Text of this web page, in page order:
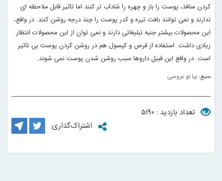
کردن منافذ، پوست را باز و چهره را شاداب تر کنند اما تاثیر قابل ملاحظه ای
ندارند و نمی توانند بافت تیره و کدر پوست را چند درجه روشن کنند. در واقع،
این محصولات بیشتر جنبه تبلیغاتی دارند و نمی توان از این محصولات انتظار
زیادی داشت. استفاده از قرص و کپسول هم در روشن کردن پوست بی تاثیر
است. در واقع این قبیل داروها سبب روشن شدن پوست نمی شوند.
منبع: بیا تو عروسی
تعداد بازدید : ۵۱۹۰
اشتراک‌گذاری: